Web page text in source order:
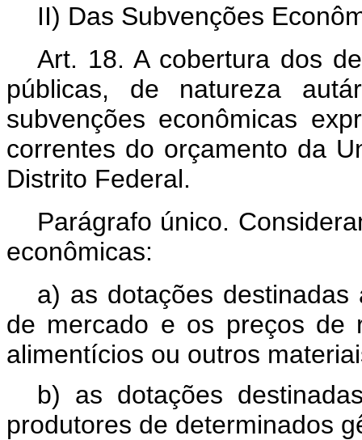
II) Das Subvenções
Art. 18. A cobertura dos
públicas, de natureza
subvenções econômicas
correntes do orçamento da
Distrito Federal.
Parágrafo único.
econômicas:
a) as dotações
de mercado e os preços de
alimentícios ou outros
b) as dotações
produtores de determinados